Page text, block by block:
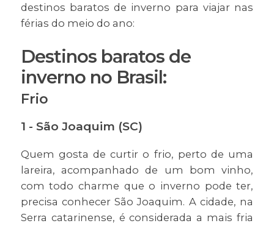
destinos baratos de inverno para viajar nas
férias do meio do ano:
Destinos baratos de
inverno no Brasil:
Frio
1 - São Joaquim (SC)
Quem gosta de curtir o frio, perto de uma
lareira, acompanhado de um bom vinho,
com todo charme que o inverno pode ter,
precisa conhecer São Joaquim. A cidade, na
Serra catarinense, é considerada a mais fria